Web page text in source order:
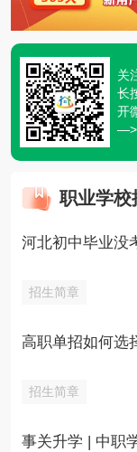
关
长
开
—>
职业学校
河北初中毕业没
招生简章
高职单招如何选
招生简章
事关升学 | 中职